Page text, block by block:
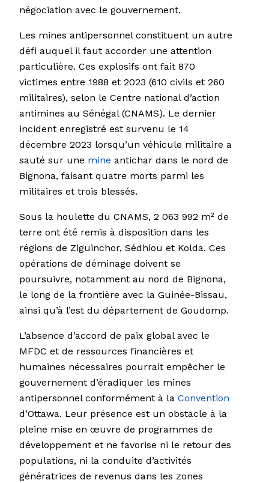
négociation avec le gouvernement.
Les mines antipersonnel constituent un autre
défi auquel il faut accorder une attention
particulière. Ces explosifs ont fait 870
victimes entre 1988 et 2023 (610 civils et 260
militaires), selon le Centre national d’action
antimines au Sénégal (CNAMS). Le dernier
incident enregistré est survenu le 14
décembre 2023 lorsqu’un véhicule militaire a
sauté sur une mine antichar dans le nord de
Bignona, faisant quatre morts parmi les
militaires et trois blessés.
Sous la houlette du CNAMS, 2 063 992 m² de
terre ont été remis à disposition dans les
régions de Ziguinchor, Sédhiou et Kolda. Ces
opérations de déminage doivent se
poursuivre, notamment au nord de Bignona,
le long de la frontière avec la Guinée-Bissau,
ainsi qu’à l’est du département de Goudomp.
L’absence d’accord de paix global avec le
MFDC et de ressources financières et
humaines nécessaires pourrait empêcher le
gouvernement d’éradiquer les mines
antipersonnel conformément à la Convention
d’Ottawa. Leur présence est un obstacle à la
pleine mise en œuvre de programmes de
développement et ne favorise ni le retour des
populations, ni la conduite d’activités
génératrices de revenus dans les zones